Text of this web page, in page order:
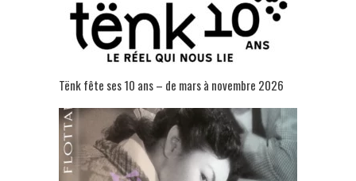
Tënk fête ses 10 ans – de mars à novembre 2026